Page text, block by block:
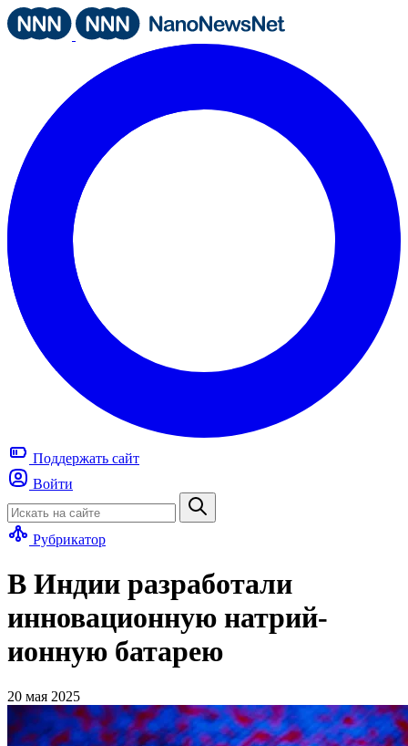
Поддержать сайт
Войти
Рубрикатор
В Индии разработали
инновационную натрий-
ионную батарею
20 мая 2025